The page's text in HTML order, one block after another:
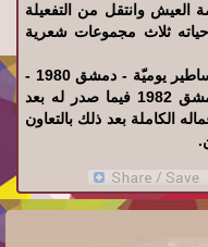
وانتقل من التفعيلة
ثلاث مجموعات شعرية
خراب الدورة الدمويّة - دمشق 1979 ، أساطير يوميّة - دمشق 1980 -
بسيط كالماء واضح كطلقة مسدَّس - دمشق 1982 فيما صدر له بعد
الكاملة بعد ذلك بالتعاون